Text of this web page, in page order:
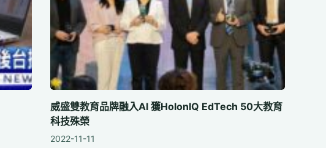
威盛雙教育品牌融入AI 獲HolonIQ EdTech 50大教育
科技殊榮
2022-11-11